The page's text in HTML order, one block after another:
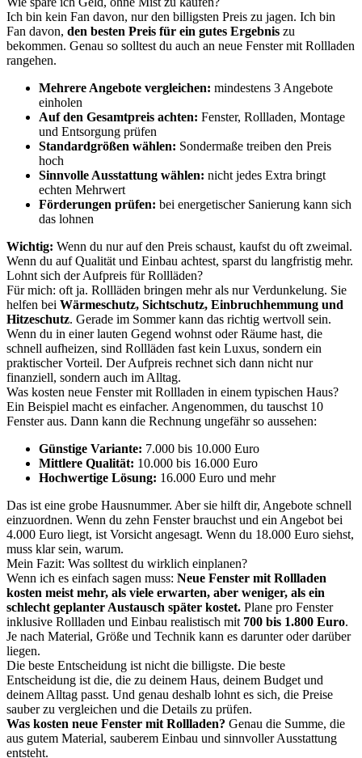
Ich bin kein Fan davon, nur den billigsten Preis zu jagen. Ich bin
Fan davon, den besten Preis für ein gutes Ergebnis zu
bekommen. Genau so solltest du auch an neue Fenster mit Rollladen
rangehen.
Mehrere Angebote vergleichen: mindestens 3 Angebote
einholen
Auf den Gesamtpreis achten: Fenster, Rollladen, Montage
und Entsorgung prüfen
Standardgrößen wählen: Sondermaße treiben den Preis
hoch
Sinnvolle Ausstattung wählen: nicht jedes Extra bringt
echten Mehrwert
Förderungen prüfen: bei energetischer Sanierung kann sich
das lohnen
Wichtig: Wenn du nur auf den Preis schaust, kaufst du oft zweimal.
Wenn du auf Qualität und Einbau achtest, sparst du langfristig mehr.
Lohnt sich der Aufpreis für Rollläden?
Für mich: oft ja. Rollläden bringen mehr als nur Verdunkelung. Sie
helfen bei Wärmeschutz, Sichtschutz, Einbruchhemmung und
Hitzeschutz. Gerade im Sommer kann das richtig wertvoll sein.
Wenn du in einer lauten Gegend wohnst oder Räume hast, die
schnell aufheizen, sind Rollläden fast kein Luxus, sondern ein
praktischer Vorteil. Der Aufpreis rechnet sich dann nicht nur
finanziell, sondern auch im Alltag.
Was kosten neue Fenster mit Rollladen in einem typischen Haus?
Ein Beispiel macht es einfacher. Angenommen, du tauschst 10
Fenster aus. Dann kann die Rechnung ungefähr so aussehen:
Günstige Variante: 7.000 bis 10.000 Euro
Mittlere Qualität: 10.000 bis 16.000 Euro
Hochwertige Lösung: 16.000 Euro und mehr
Das ist eine grobe Hausnummer. Aber sie hilft dir, Angebote schnell
einzuordnen. Wenn du zehn Fenster brauchst und ein Angebot bei
4.000 Euro liegt, ist Vorsicht angesagt. Wenn du 18.000 Euro siehst,
muss klar sein, warum.
Mein Fazit: Was solltest du wirklich einplanen?
Wenn ich es einfach sagen muss: Neue Fenster mit Rollladen
kosten meist mehr, als viele erwarten, aber weniger, als ein
schlecht geplanter Austausch später kostet. Plane pro Fenster
inklusive Rollladen und Einbau realistisch mit 700 bis 1.800 Euro.
Je nach Material, Größe und Technik kann es darunter oder darüber
liegen.
Die beste Entscheidung ist nicht die billigste. Die beste
Entscheidung ist die, die zu deinem Haus, deinem Budget und
deinem Alltag passt. Und genau deshalb lohnt es sich, die Preise
sauber zu vergleichen und die Details zu prüfen.
Was kosten neue Fenster mit Rollladen? Genau die Summe, die
aus gutem Material, sauberem Einbau und sinnvoller Ausstattung
entsteht.